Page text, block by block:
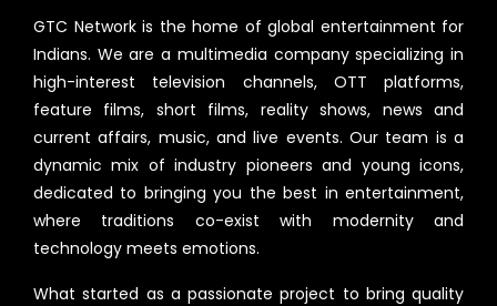
GTC Network is the home of global entertainment for
Indians. We are a multimedia company specializing in
high-interest television channels, OTT platforms,
feature films, short films, reality shows, news and
current affairs, music, and live events. Our team is a
dynamic mix of industry pioneers and young icons,
dedicated to bringing you the best in entertainment,
where traditions co-exist with modernity and
technology meets emotions.
What started as a passionate project to bring quality